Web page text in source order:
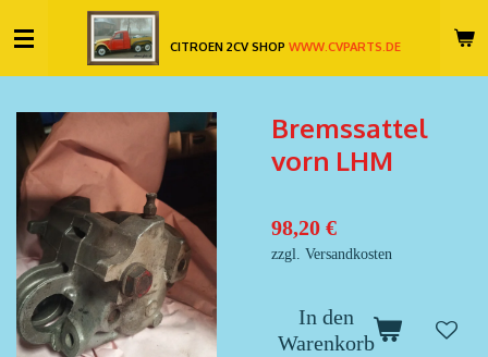
Hauptinhalt
springen
CITROEN 2CV SHOPWWW.CVPARTS.DE
Bremssattel
vorn LHM
98,20 €
zzgl. Versandkosten
In den
Warenkorb